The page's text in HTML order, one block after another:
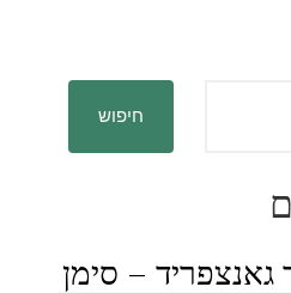
חיפוש
גאנצפריד – סימן